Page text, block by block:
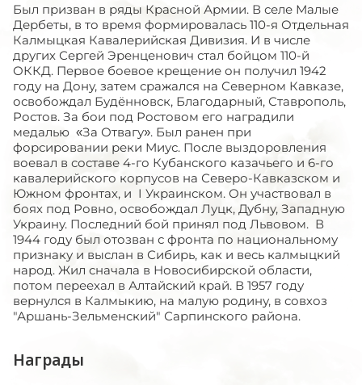
Был призван в ряды Красной Армии. В селе Малые
Дербеты, в то время формировалась 110-я Отдельная
Калмыцкая Кавалерийская Дивизия. И в числе
других Сергей Эренценович стал бойцом 110-й
ОККД. Первое боевое крещение он получил 1942
году на Дону, затем сражался на Северном Кавказе,
освобождал Будённовск, Благодарный, Ставрополь,
Ростов. За бои под Ростовом его наградили
медалью «За Отвагу». Был ранен при
форсировании реки Миус. После выздоровления
воевал в составе 4-го Кубанского казачьего и 6-го
кавалерийского корпусов на Северо-Кавказском и
Южном фронтах, и I Украинском. Он участвовал в
боях под Ровно, освобождал Луцк, Дубну, Западную
Украину. Последний бой принял под Львовом. В
1944 году был отозван с фронта по национальному
признаку и выслан в Сибирь, как и весь калмыцкий
народ. Жил сначала в Новосибирской области,
потом переехал в Алтайский край. В 1957 году
вернулся в Калмыкию, на малую родину, в совхоз
"Аршань-Зельменский" Сарпинского района.
Награды